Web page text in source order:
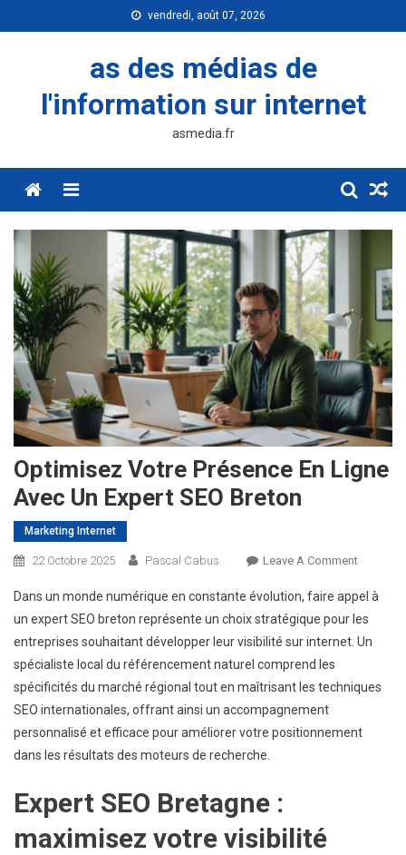
to
vendredi, août 07, 2026
as des médias de
l'information sur internet
asmedia.fr
Menu
Optimisez Votre Présence En Ligne
Avec Un Expert SEO Breton
Marketing Internet
22 Octobre 2025 Pascal Cabus Leave A CommentOn
Votre
Présence
En
Avec
Expert
Dans un monde numérique en constante évolution, faire appel à
un expert SEO breton représente un choix stratégique pour les
entreprises souhaitant développer leur visibilité sur internet. Un
spécialiste local du référencement naturel comprend les
spécificités du marché régional tout en maîtrisant les techniques
SEO internationales, offrant ainsi un accompagnement
personnalisé et efficace pour améliorer votre positionnement
dans les résultats des moteurs de recherche.
Expert SEO Bretagne :
maximisez votre visibilité